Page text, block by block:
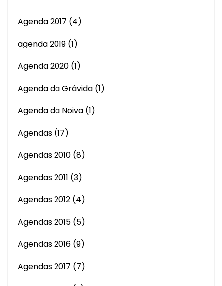
Agenda 2017 (4)
agenda 2019 (1)
Agenda 2020 (1)
Agenda da Grávida (1)
Agenda da Noiva (1)
Agendas (17)
Agendas 2010 (8)
Agendas 2011 (3)
Agendas 2012 (4)
Agendas 2015 (5)
Agendas 2016 (9)
Agendas 2017 (7)